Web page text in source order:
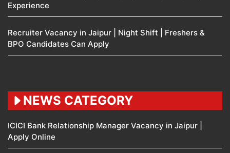
Experience
Recruiter Vacancy in Jaipur | Night Shift | Freshers &
BPO Candidates Can Apply
NEWS CATEGORY
ICICI Bank Relationship Manager Vacancy in Jaipur |
Apply Online